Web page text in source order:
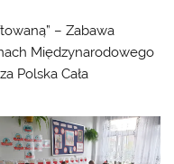
– Zabawa
Międzynarodowego
Polska Cała